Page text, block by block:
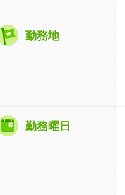
勤務地
勤務曜日